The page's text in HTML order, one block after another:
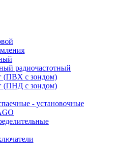
радиочастотный
(ПВХ с зондом)
(ПНД с зондом)
- установочные